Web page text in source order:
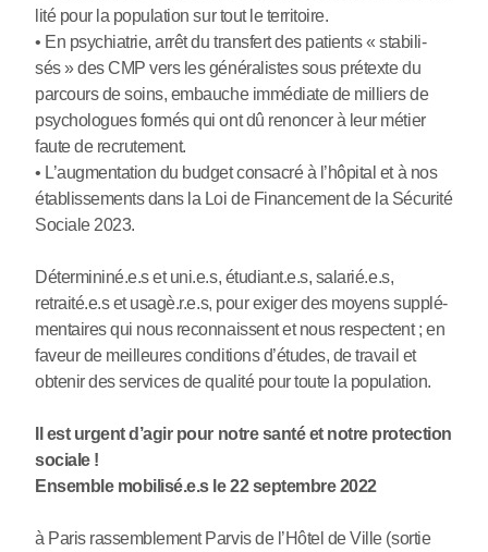
lité pour la popu­la­tion sur tout le ter­ri­toire.
• En psy­chia­trie, arrêt du trans­fert des patients « sta­bi­li­
sés » des CMP vers les géné­ra­lis­tes sous pré­texte du
par­cours de soins, embau­che immé­diate de mil­liers de
psy­cho­lo­gues formés qui ont dû renon­cer à leur métier
faute de recru­te­ment.
• L’aug­men­ta­tion du budget consa­cré à l’hôpi­tal et à nos
établissements dans la Loi de Financement de la Sécurité
Sociale 2023.
Détermininé.e.s et uni.e.s, étudiant.e.s, sala­rié.e.s,
retraité.e.s et usagè.r.e.s, pour exiger des moyens sup­plé­
men­tai­res qui nous reconnais­sent et nous res­pec­tent ; en
faveur de meilleu­res condi­tions d’études, de tra­vail et
obte­nir des ser­vi­ces de qua­lité pour toute la popu­la­tion.
Il est urgent d’agir pour notre santé et notre pro­tec­tion
sociale !
Ensemble mobi­lisé.e.s le 22 sep­tem­bre 2022
à Paris ras­sem­ble­ment Parvis de l’Hôtel de Ville (sortie